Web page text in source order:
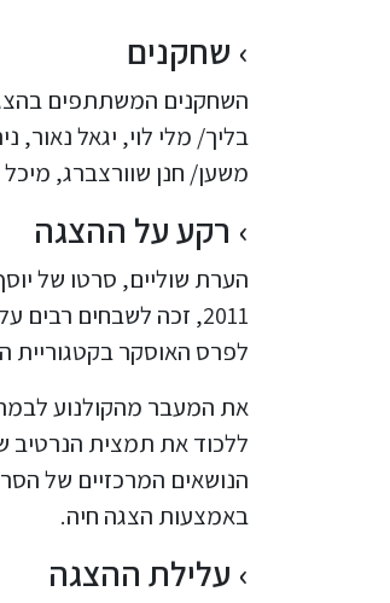
שחקנים
השחקנים המשתתפים בהצגה
בליך/ מלי לוי, יגאל נאור,
משען/ חנן שוורצברג,
רקע על ההצגה
הערת שוליים, סרטו של
2011, זכה לשבחים
לפרס האוסקר בקטגוריית
את המעבר מהקולנוע
ללכוד את תמצית הנרטיב
הנושאים המרכזיים של
באמצעות הצגה חיה.
עלילת ההצגה